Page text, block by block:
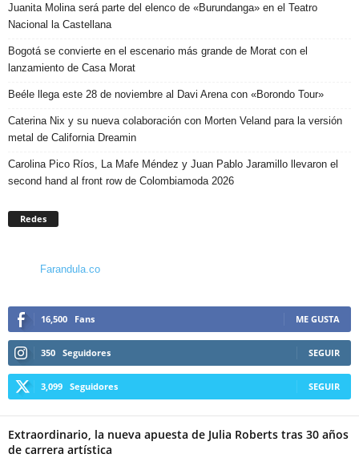
Juanita Molina será parte del elenco de «Burundanga» en el Teatro
Nacional la Castellana
Bogotá se convierte en el escenario más grande de Morat con el
lanzamiento de Casa Morat
Beéle llega este 28 de noviembre al Davi Arena con «Borondo Tour»
Caterina Nix y su nueva colaboración con Morten Veland para la versión
metal de California Dreamin
Carolina Pico Ríos, La Mafe Méndez y Juan Pablo Jaramillo llevaron el
second hand al front row de Colombiamoda 2026
Redes
Farandula.co
16,500 Fans ME GUSTA
350 Seguidores SEGUIR
3,099 Seguidores SEGUIR
Extraordinario, la nueva apuesta de Julia Roberts tras 30 años
de carrera artística